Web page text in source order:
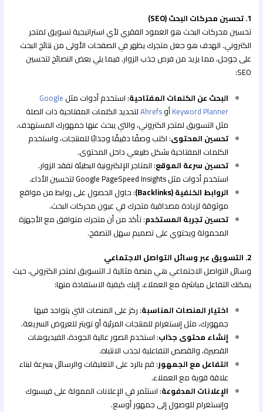
1. تحسين محركات البحث (SEO)
تحسين محركات البحث هو العمود الفقري لأي استراتيجية تسويق لمتجر
الكتروني. الهدف هو جعل متجرك يظهر في الصفحات الأولى من نتائج البحث
على جوجل، مما يزيد من فرص جذب الزوار. فيما يلي بعض النصائح لتحسين
SEO:
البحث عن الكلمات المفتاحية: استخدم أدوات مثل Google
Keyword PlannerأوAhrefsلتحديد الكلمات المفتاحية ذات الصلة
مثل التسويق لمتجر الكتروني، والتي يبحث عنها جمهورك المستهدف.
تحسين المحتوى: اكتب وصفًا دقيقًا وجذابًا للمنتجات، واستخدم
الكلمات المفتاحية بشكل طبيعي داخل المحتوى.
تحسين سرعة الموقع: المتاجر الإلكترونية البطيئة تفقد الزوار.
استخدم أدوات مثل Google PageSpeed Insights لتحسين الأداء.
الروابط الخلفية (Backlinks)
: حاول الحصول على روابط من مواقع
موثوقة لزيادة مصداقية متجرك في عيون محركات البحث.
تحسين تجربة المستخدم: تأكد من أن متجرك متوافق مع الأجهزة
المحمولة ويحتوي على تصميم سهل التصفح.
2. التسويق عبر وسائل التواصل الاجتماعي
وسائل التواصل الاجتماعي هي منصة مثالية لـ التسويق لمتجر الكتروني، حيث
يمكنك التفاعل مباشرة مع العملاء. إليك كيفية الاستفادة منها:
اختيار المنصات المناسبة: ركز على المنصات التي يتواجد فيها
جمهورك، مثل إنستغرام للمنتجات المرئية أو تويتر للعروض السريعة.
إنشاء محتوى جذاب: استخدم الصور عالية الجودة، الفيديوهات
القصيرة، والقصص التفاعلية لجذب الانتباه.
التفاعل مع الجمهور: قم بالرد على التعليقات والرسائل بسرعة لبناء
علاقة قوية مع العملاء.
الإعلانات المدفوعة: استثمر في الإعلانات الممولة على فيسبوك
وإنستغرام للوصول إلى جمهور أوسع.